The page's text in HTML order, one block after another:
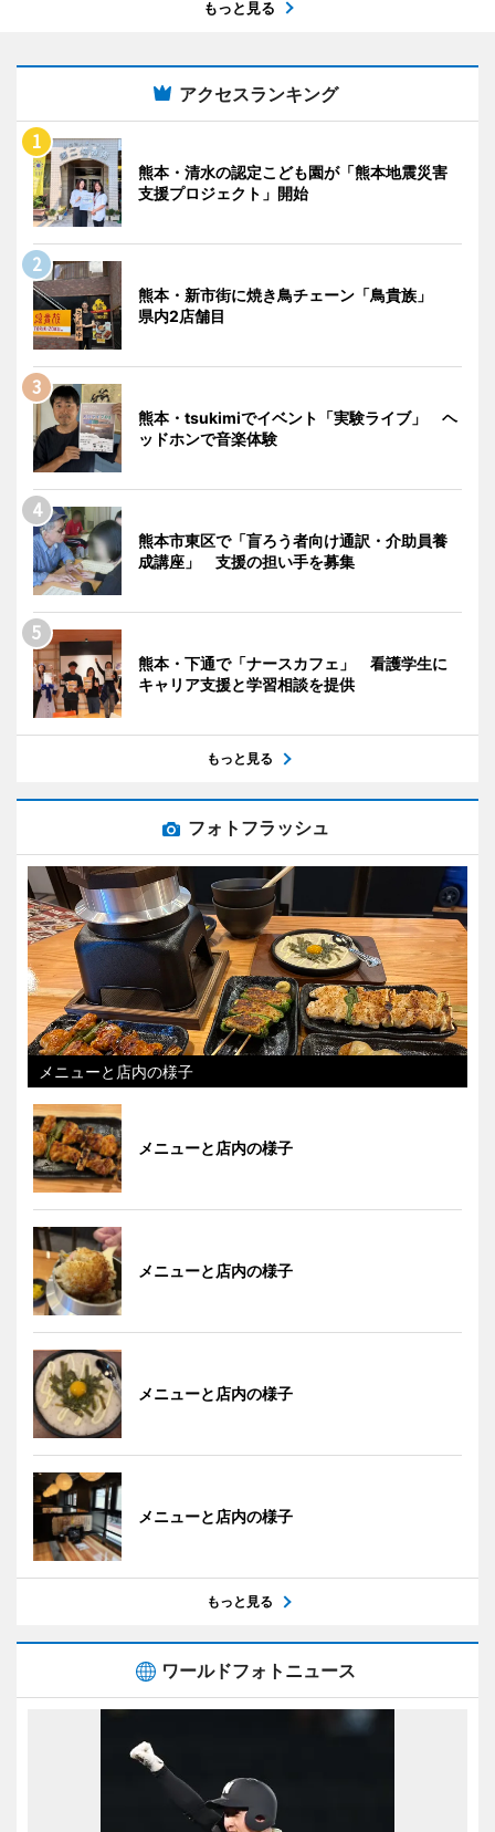
もっと見る
アクセスランキング
熊本・清水の認定こども園が「熊本地震災害
支援プロジェクト」開始
熊本・新市街に焼き鳥チェーン「鳥貴族」
県内2店舗目
熊本・tsukimiでイベント「実験ライブ」 ヘ
ッドホンで音楽体験
熊本市東区で「盲ろう者向け通訳・介助員養
成講座」 支援の担い手を募集
熊本・下通で「ナースカフェ」 看護学生に
キャリア支援と学習相談を提供
もっと見る
フォトフラッシュ
メニューと店内の様子
メニューと店内の様子
メニューと店内の様子
メニューと店内の様子
メニューと店内の様子
もっと見る
ワールドフォトニュース